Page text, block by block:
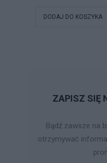
DODAJ DO KOSZYKA
ZAPISZ SIĘ
Bądź zawsze na
otrzymywać